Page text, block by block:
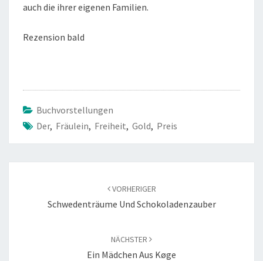
auch die ihrer eigenen Familien.
Rezension bald
Buchvorstellungen
Der, Fräulein, Freiheit, Gold, Preis
VORHERIGER
Schwedenträume Und Schokoladenzauber
NÄCHSTER
Ein Mädchen Aus Køge